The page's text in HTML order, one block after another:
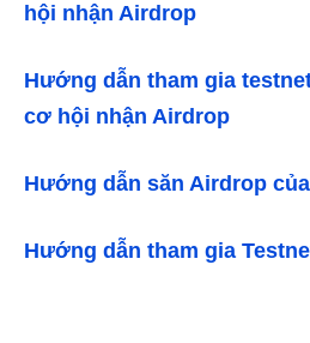
hội nhận Airdrop
Hướng dẫn tham gia
cơ hội nhận Airdrop
Hướng dẫn săn Airdrop
Hướng dẫn tham gia